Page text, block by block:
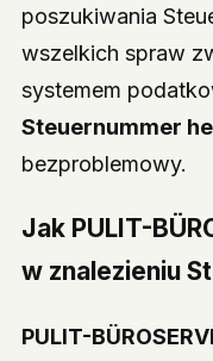
poszukiwania
wszelkich spraw
systemem
Steuernummer
bezproblemowy.
Jak PULIT-
w znalezieniu
PULIT-